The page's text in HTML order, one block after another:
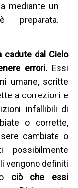
mediante un
preparata.
cadute dal Cielo
errori. Essi
umane, scritte
a correzioni e
infallibili di
o corrette,
cambiate o
possibilmente
vengono definiti
ciò che essi